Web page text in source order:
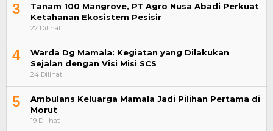
3
Tanam 100 Mangrove, PT Agro Nusa Abadi Perkuat
Ketahanan Ekosistem Pesisir
27 Dilihat
4
Warda Dg Mamala: Kegiatan yang Dilakukan
Sejalan dengan Visi Misi SCS
24 Dilihat
5
Ambulans Keluarga Mamala Jadi Pilihan Pertama di
Morut
19 Dilihat